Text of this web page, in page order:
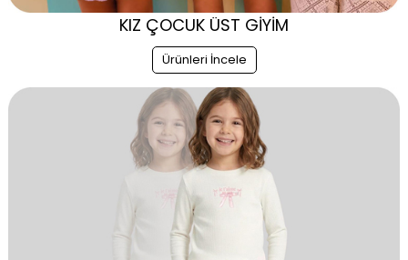
KIZ ÇOCUK ÜST GİYİM
Ürünleri İncele